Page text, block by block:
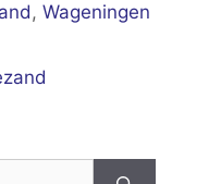
,Wageningen